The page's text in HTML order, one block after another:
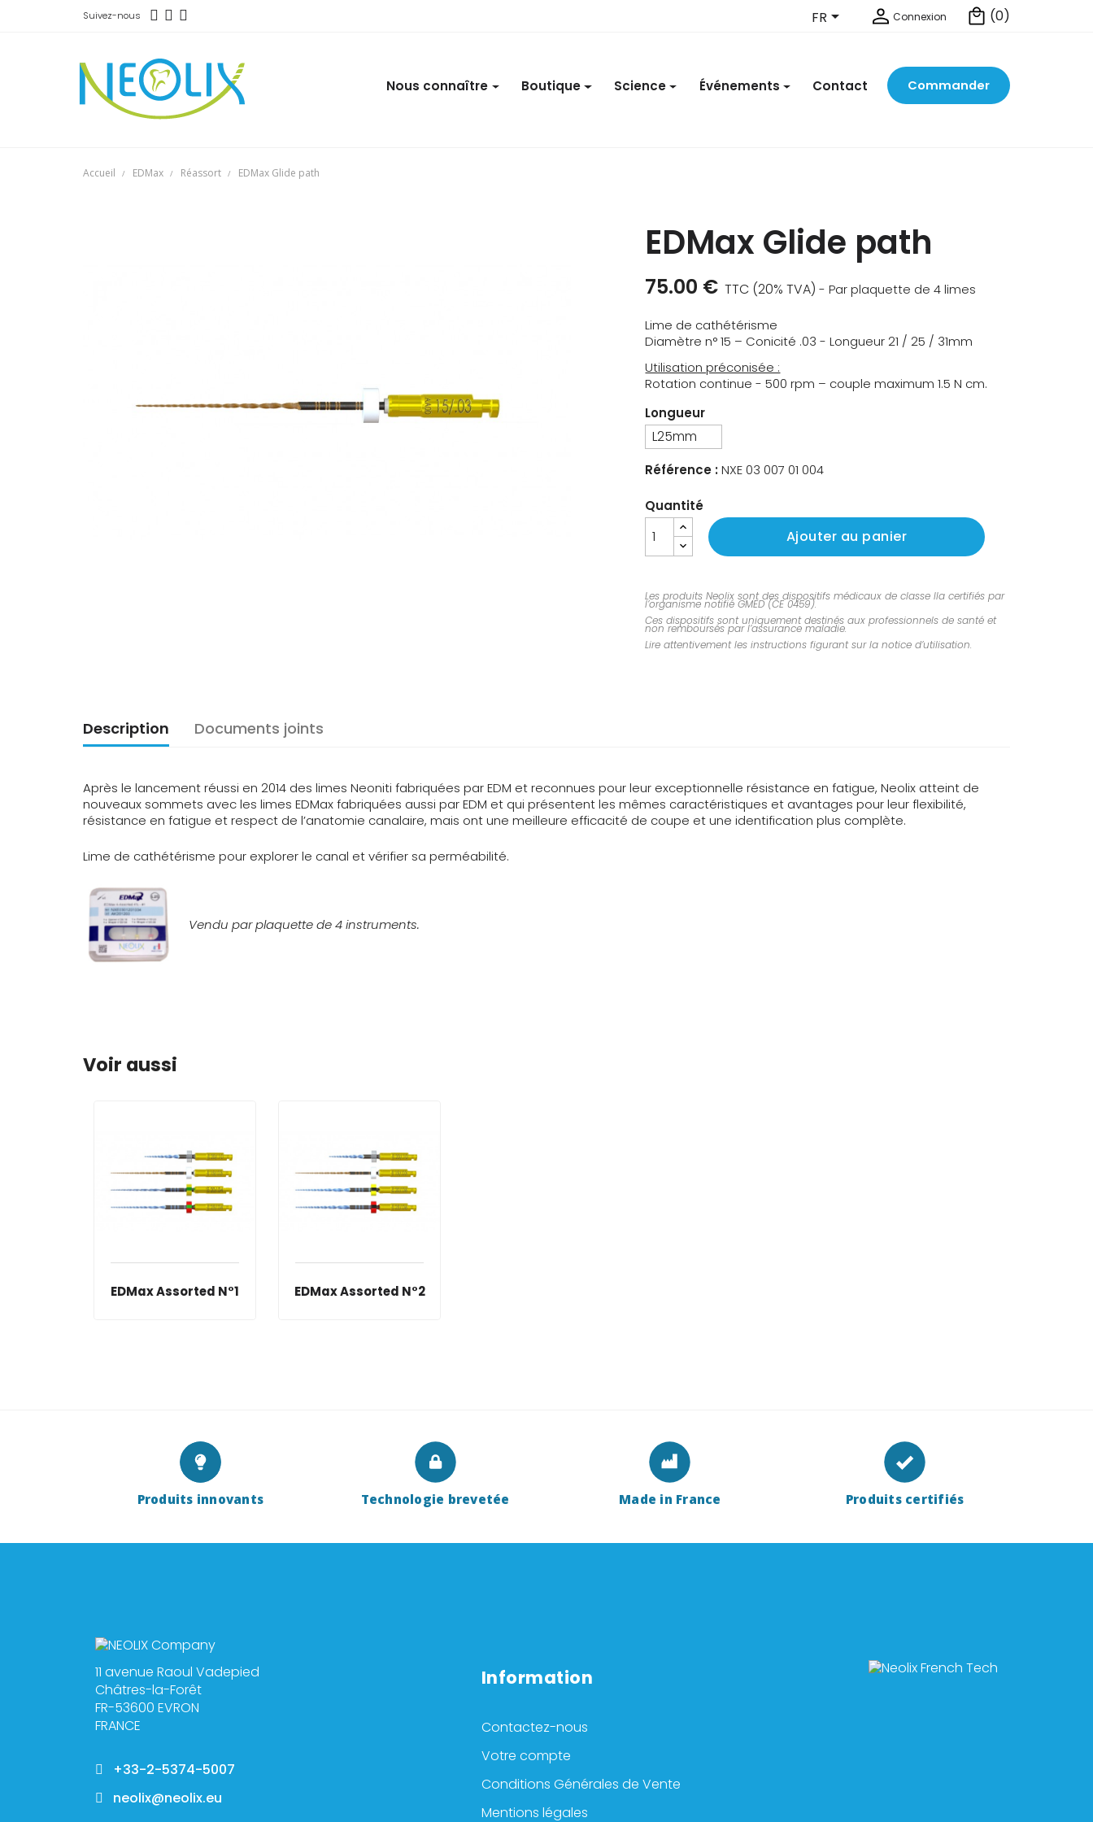
Suivez-nous FR Connexion (0)
Nous connaître Boutique Science Événements Contact Commander
Accueil EDMax Réassort EDMax Glide path
EDMax Glide path
75.00 € TTC (20% TVA)- Par plaquette de 4 limes
Lime de cathétérisme
Diamètre n° 15 – Conicité .03 - Longueur 21 / 25 / 31mm
Utilisation préconisée :
Rotation continue - 500 rpm – couple maximum 1.5 N cm.
Longueur
Référence : NXE 03 007 01 004
Quantité
Ajouter au panier
Les produits Neolix sont des dispositifs médicaux de classe IIa certifiés par
l’organisme notifié GMED (CE 0459).
Ces dispositifs sont uniquement destinés aux professionnels de santé et
non remboursés par l’assurance maladie.
Lire attentivement les instructions figurant sur la notice d’utilisation.
Description Documents joints
Après le lancement réussi en 2014 des limes Neoniti fabriquées par EDM et reconnues pour leur exceptionnelle résistance en fatigue, Neolix atteint de
nouveaux sommets avec les limes EDMax fabriquées aussi par EDM et qui présentent les mêmes caractéristiques et avantages pour leur flexibilité,
résistance en fatigue et respect de l’anatomie canalaire, mais ont une meilleure efficacité de coupe et une identification plus complète.
Lime de cathétérisme pour explorer le canal et vérifier sa perméabilité.
Vendu par plaquette de 4 instruments.
Voir aussi
EDMax Assorted N°1 EDMax Assorted N°2
Produits innovants Technologie brevetée Made in France Produits certifiés
11 avenue Raoul Vadepied
Châtres-la-Forêt
FR-53600 EVRON
FRANCE
+33-2-5374-5007
neolix@neolix.eu
Information
Contactez-nous
Votre compte
Conditions Générales de Vente
Mentions légales